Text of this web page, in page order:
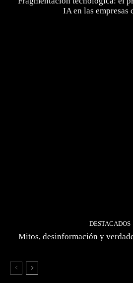
IA en las empresas
DESTACADOS
Mitos, desinformación y